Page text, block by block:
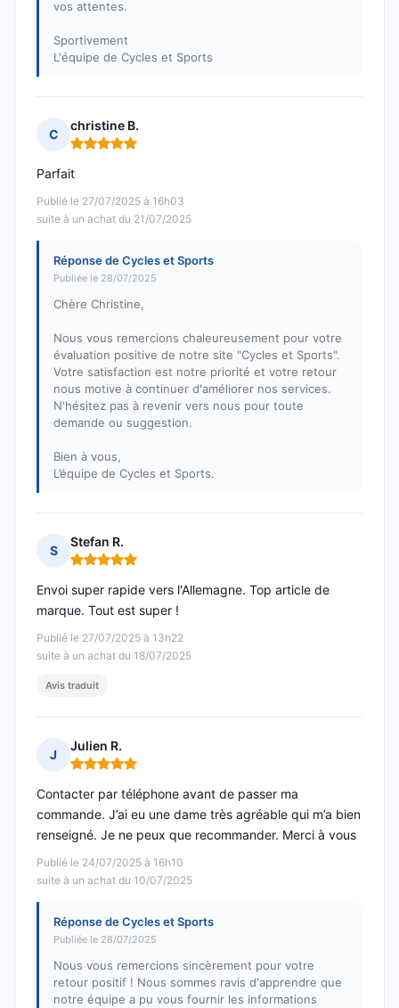
vos attentes.
Sportivement
L'équipe de Cycles et Sports
C
christine B.
Note : 5 sur 5
Publié le 27/07/2025 à 16h03
suite à un achat du 21/07/2025
Parfait
Réponse de Cycles et Sports
Publiée le 28/07/2025
Chère Christine,
Nous vous remercions chaleureusement pour votre
évaluation positive de notre site "Cycles et Sports".
Votre satisfaction est notre priorité et votre retour
nous motive à continuer d'améliorer nos services.
N'hésitez pas à revenir vers nous pour toute
demande ou suggestion.
Bien à vous,
L’équipe de Cycles et Sports.
S
Stefan R.
Note : 5 sur 5
Publié le 27/07/2025 à 13h22
suite à un achat du 18/07/2025
Envoi super rapide vers l'Allemagne. Top article de
marque. Tout est super !
Avis traduit
J
Julien R.
Note : 5 sur 5
Publié le 24/07/2025 à 16h10
suite à un achat du 10/07/2025
Contacter par téléphone avant de passer ma
commande. J’ai eu une dame très agréable qui m’a bien
renseigné. Je ne peux que recommander. Merci à vous
Réponse de Cycles et Sports
Publiée le 28/07/2025
Nous vous remercions sincèrement pour votre
retour positif ! Nous sommes ravis d'apprendre que
notre équipe a pu vous fournir les informations